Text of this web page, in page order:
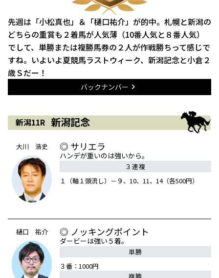
先週は「小松真也」＆「樋口祐介」が的中。札幌と新潟の
どちらの重賞も２着馬が人気薄（10番人気と８番人気）
でして、単勝または複勝馬券の２人が作戦勝ちって感じで
すね。いよいよ夏競馬ラストウィーク、新潟記念と小倉２
歳Ｓだー！
バックナンバー
新潟11R 新潟記念
大川 浩史 ◎ サリエラ
ハンデが重いのは強いから。
３連複
１（軸１頭流し）－９、10、11、14（各500円）
樋口 祐介 ◎ ノッキングポイント
ダービーは強い５着。
単勝
３番：1000円
複勝